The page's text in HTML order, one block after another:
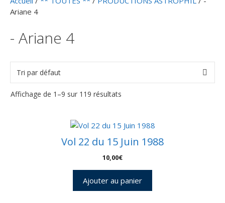
Ariane 4
- Ariane 4
Affichage de 1–9 sur 119 résultats
Vol 22 du 15 Juin 1988
10,00€
Ajouter au panier